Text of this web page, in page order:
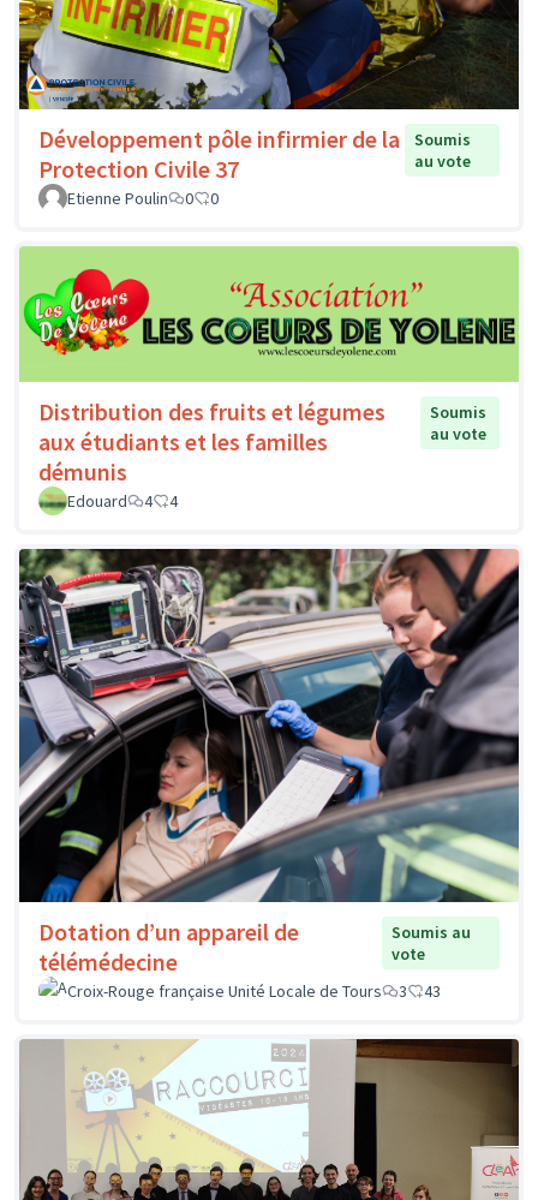
Développement pôle infirmier de la
Protection Civile 37
Soumis
au vote
Etienne Poulin
0 0
Distribution des fruits et légumes
aux étudiants et les familles
démunis
Soumis
au vote
Edouard 4 4
Dotation d’un appareil de
télémédecine
Soumis au
vote
Croix-Rouge française Unité Locale de Tours
3 43